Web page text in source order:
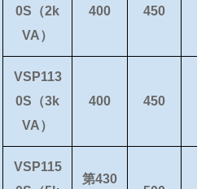
0S（2k
VA）
400 450
VSP113
0S（3k
VA）
400 450
VSP115
第430